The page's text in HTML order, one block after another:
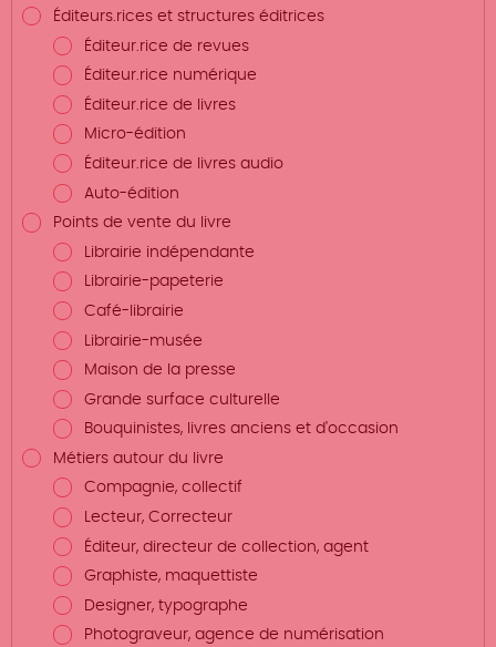
Éditeurs.rices et structures éditrices
Éditeur.rice de revues
Éditeur.rice numérique
Éditeur.rice de livres
Micro-édition
Éditeur.rice de livres audio
Auto-édition
Points de vente du livre
Librairie indépendante
Librairie-papeterie
Café-librairie
Librairie-musée
Maison de la presse
Grande surface culturelle
Bouquinistes, livres anciens et d'occasion
Métiers autour du livre
Compagnie, collectif
Lecteur, Correcteur
Éditeur, directeur de collection, agent
Graphiste, maquettiste
Designer, typographe
Photograveur, agence de numérisation